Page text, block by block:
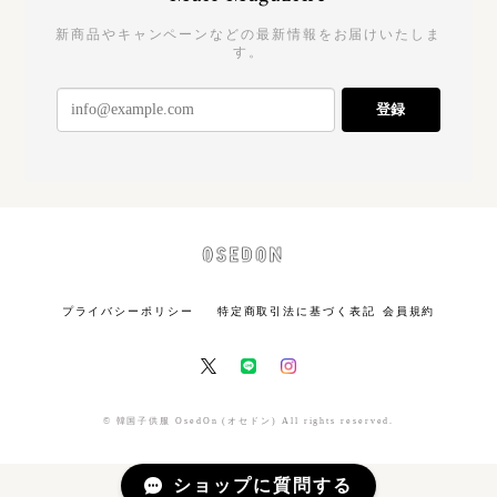
新商品やキャンペーンなどの最新情報をお届けいたしま
す。
登録
プライバシーポリシー 特定商取引法に基づく表記 会員規約
© 韓国子供服 OsedOn (オセドン) All rights reserved.
ショップに質問する